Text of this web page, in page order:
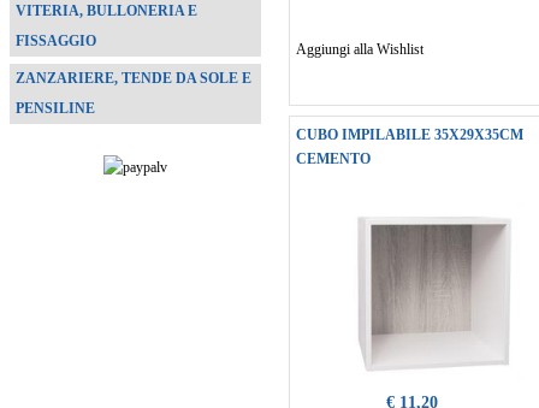
VITERIA, BULLONERIA E
FISSAGGIO
ZANZARIERE, TENDE DA SOLE E
PENSILINE
Aggiungi alla Wishlist
CUBO IMPILABILE 35X29X35CM
CEMENTO
€ 11,20